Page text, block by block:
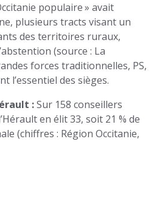
populaire » avait
plusieurs tracts visant un
des territoires ruraux,
(source : La
forces traditionnelles, PS,
l’essentiel des sièges.
:Sur 158 conseillers
en élit 33, soit 21 % de
(chiffres : Région Occitanie,